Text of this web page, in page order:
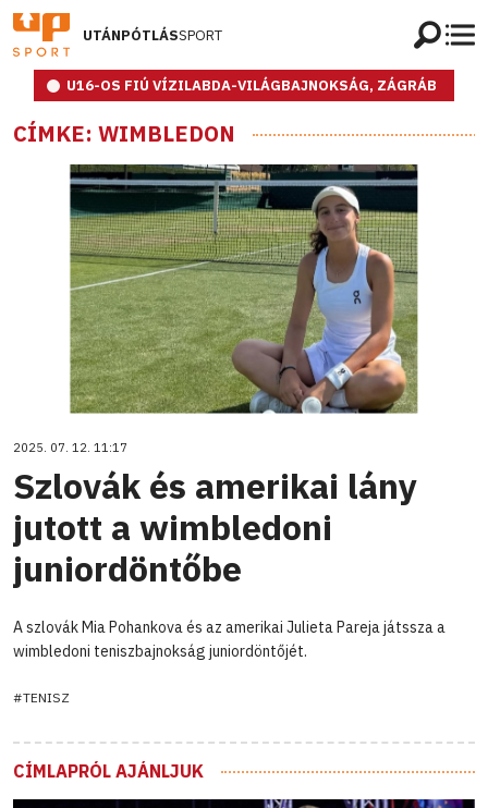
UTÁNPÓTLÁSSPORT
U16-OS FIÚ VÍZILABDA-VILÁGBAJNOKSÁG, ZÁGRÁB
CÍMKE: WIMBLEDON
2025. 07. 12. 11:17
Szlovák és amerikai lány
jutott a wimbledoni
juniordöntőbe
A szlovák Mia Pohankova és az amerikai Julieta Pareja játssza a
wimbledoni teniszbajnokság juniordöntőjét.
#TENISZ
CÍMLAPRÓL AJÁNLJUK